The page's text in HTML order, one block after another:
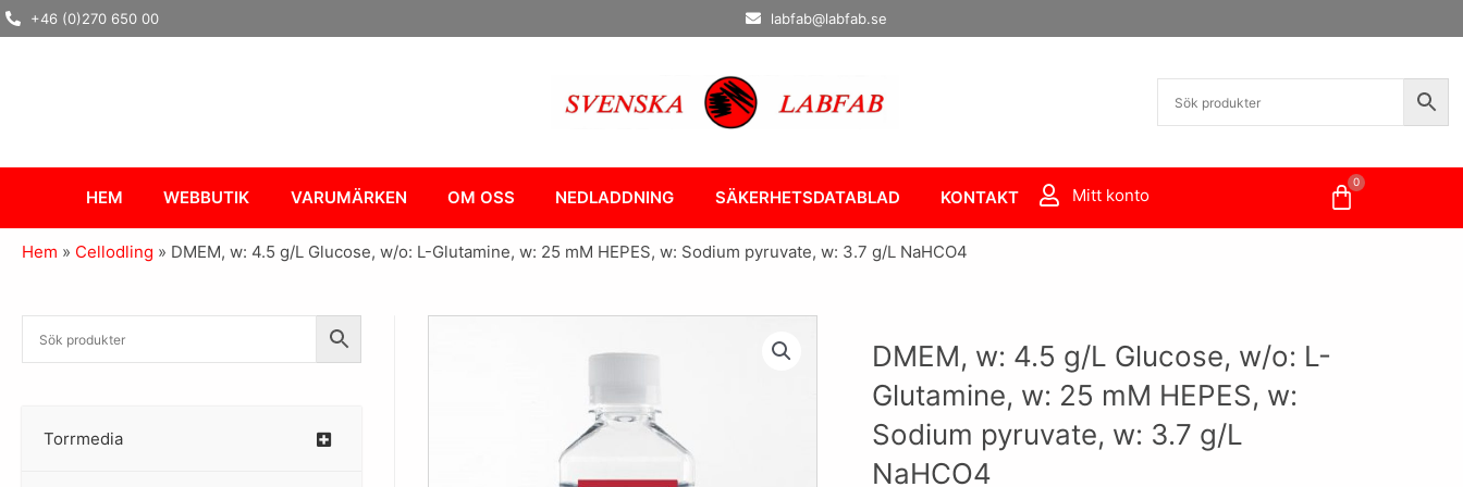
Hoppa
till
+46 (0)270 650 00 labfab@labfab.se
HEM WEBBUTIK VARUMÄRKEN OM OSS NEDLADDNING SÄKERHETSDATABLAD KONTAKT Mitt konto
0
Varukorg
Hem » Cellodling » DMEM, w: 4.5 g/L Glucose, w/o: L-Glutamine, w: 25 mM HEPES, w: Sodium pyruvate, w: 3.7 g/L NaHCO4
Torrmedia
–
DMEM, w: 4.5 g/L Glucose, w/o: L-
Glutamine, w: 25 mM HEPES, w:
Sodium pyruvate, w: 3.7 g/L
NaHCO4